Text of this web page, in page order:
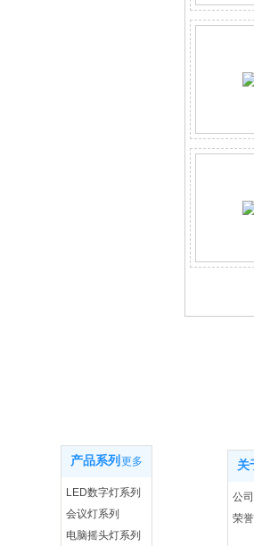
产品系列 更多
LED数字灯系列
会议灯系列
电脑摇头灯系列
关
公
荣